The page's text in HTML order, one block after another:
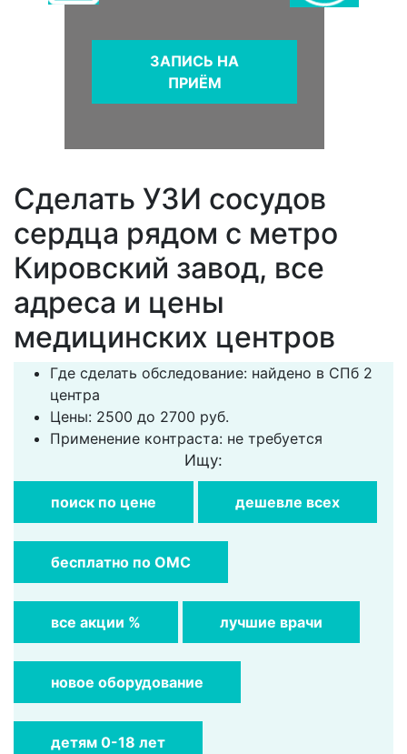
ЗАПИСЬ НА
ПРИЁМ
Сделать УЗИ сосудов
сердца рядом с метро
Кировский завод, все
адреса и цены
медицинских центров
Где сделать обследование: найдено в СПб 2
центра
Цены: 2500 до 2700 руб.
Применение контраста: не требуется
Ищу:
поиск по цене дешевле всех
бесплатно по ОМС
все акции % лучшие врачи
новое оборудование
детям 0-18 лет